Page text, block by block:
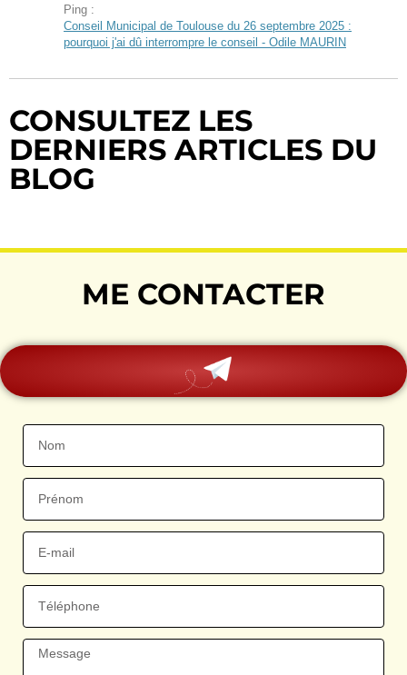
Ping :
Conseil Municipal de Toulouse du 26 septembre 2025 :
pourquoi j'ai dû interrompre le conseil - Odile MAURIN
CONSULTEZ LES
DERNIERS ARTICLES DU
BLOG
ME CONTACTER